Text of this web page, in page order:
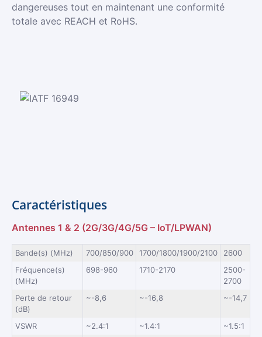
dangereuses tout en maintenant une conformité
totale avec REACH et RoHS.
Caractéristiques
Antennes 1 & 2 (2G/3G/4G/5G – IoT/LPWAN)
Bande(s) (MHz) 700/850/900 1700/1800/1900/2100
2600
Fréquence(s)
(MHz)
698-960 1710-2170
2500-
2700
Perte de retour
(dB)
~-8,6 ~-16,8 ~-14,7
VSWR ~2.4:1 ~1.4:1
~1.5:1